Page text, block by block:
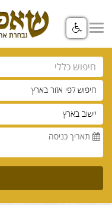
חיפוש לפי אזור בארץ
יישוב בארץ
תאריך כניסה